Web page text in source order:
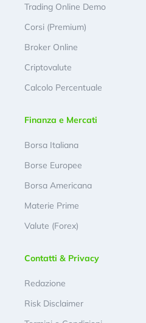
Trading Online Demo
Corsi (Premium)
Broker Online
Criptovalute
Calcolo Percentuale
Finanza e Mercati
Borsa Italiana
Borse Europee
Borsa Americana
Materie Prime
Valute (Forex)
Contatti & Privacy
Redazione
Risk Disclaimer